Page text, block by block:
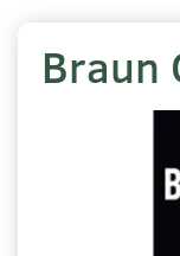
Braun